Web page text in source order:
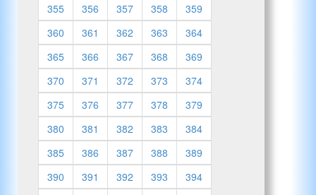
355
356 357 358
359
360
361 362 363
364
365
366 367 368
369
370
371 372 373
374
375
376 377 378
379
380
381 382 383
384
385
386 387 388
389
390
391 392 393
394